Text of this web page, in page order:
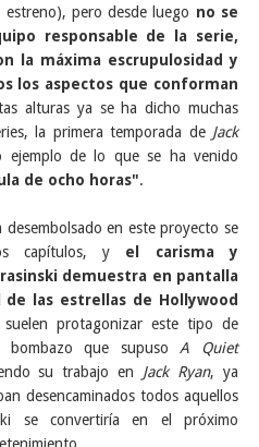
pero desde luego no se
responsable de la serie,
la máxima escrupulosidad y
los aspectos que conforman
alturas ya se ha dicho muchas
la primera temporada de Jack
de lo que se ha venido
de ocho horas".
en este proyecto se
capítulos, y el carisma y
demuestra en pantalla
las estrellas de Hollywood
protagonizar este tipo de
bombazo que supusoA Quiet
su trabajo en Jack Ryan, ya
desencaminados todos aquellos
se convertiría en el próximo